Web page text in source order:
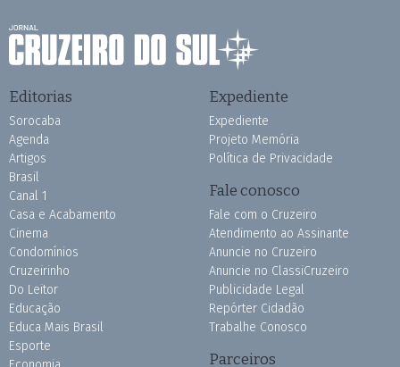
Editorias
Sorocaba
Agenda
Artigos
Brasil
Canal 1
Casa e Acabamento
Cinema
Condomínios
Cruzeirinho
Do Leitor
Educação
Educa Mais Brasil
Esporte
Expediente
Expediente
Projeto Memória
Política de Privacidade
Fale conosco
Fale com o Cruzeiro
Atendimento ao Assinante
Anuncie no Cruzeiro
Anuncie no ClassiCruzeiro
Publicidade Legal
Repórter Cidadão
Trabalhe Conosco
Parceiros